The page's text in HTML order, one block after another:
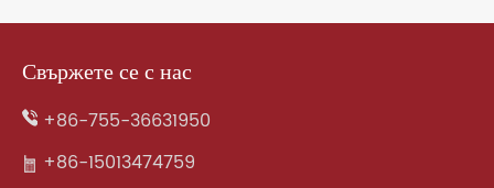
Свържете се с нас
+86-755-36631950
+86-15013474759